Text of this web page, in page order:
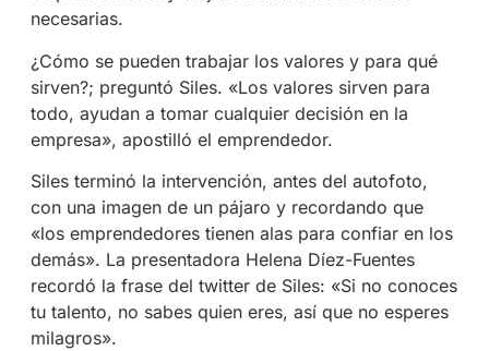
necesarias.
¿Cómo se pueden trabajar los valores y para qué
sirven?; preguntó Siles. «Los valores sirven para
todo, ayudan a tomar cualquier decisión en la
empresa», apostilló el emprendedor.
Siles terminó la intervención, antes del autofoto,
con una imagen de un pájaro y recordando que
«los emprendedores tienen alas para confiar en los
demás». La presentadora Helena Díez-Fuentes
recordó la frase del twitter de Siles: «Si no conoces
tu talento, no sabes quien eres, así que no esperes
milagros».